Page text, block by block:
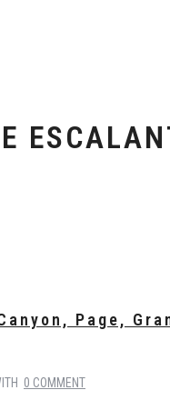
Page,
0 COMMENT